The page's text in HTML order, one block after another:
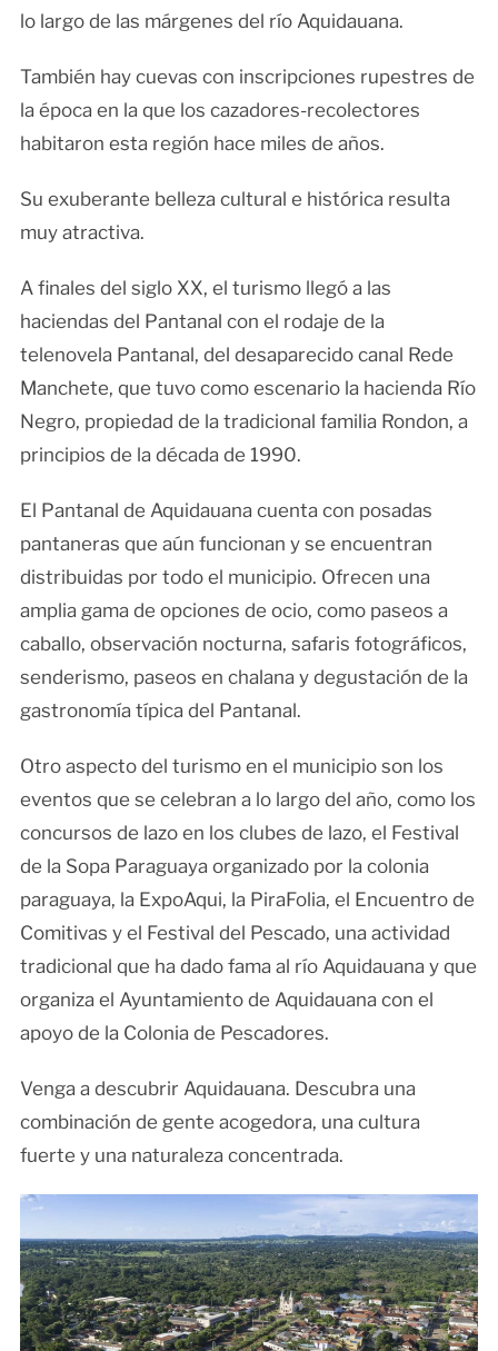
lo largo de las márgenes del río Aquidauana.
También hay cuevas con inscripciones rupestres de
la época en la que los cazadores-recolectores
habitaron esta región hace miles de años.
Su exuberante belleza cultural e histórica resulta
muy atractiva.
A finales del siglo XX, el turismo llegó a las
haciendas del Pantanal con el rodaje de la
telenovela Pantanal, del desaparecido canal Rede
Manchete, que tuvo como escenario la hacienda Río
Negro, propiedad de la tradicional familia Rondon, a
principios de la década de 1990.
El Pantanal de Aquidauana cuenta con posadas
pantaneras que aún funcionan y se encuentran
distribuidas por todo el municipio. Ofrecen una
amplia gama de opciones de ocio, como paseos a
caballo, observación nocturna, safaris fotográficos,
senderismo, paseos en chalana y degustación de la
gastronomía típica del Pantanal.
Otro aspecto del turismo en el municipio son los
eventos que se celebran a lo largo del año, como los
concursos de lazo en los clubes de lazo, el Festival
de la Sopa Paraguaya organizado por la colonia
paraguaya, la ExpoAqui, la PiraFolia, el Encuentro de
Comitivas y el Festival del Pescado, una actividad
tradicional que ha dado fama al río Aquidauana y que
organiza el Ayuntamiento de Aquidauana con el
apoyo de la Colonia de Pescadores.
Venga a descubrir Aquidauana. Descubra una
combinación de gente acogedora, una cultura
fuerte y una naturaleza concentrada.